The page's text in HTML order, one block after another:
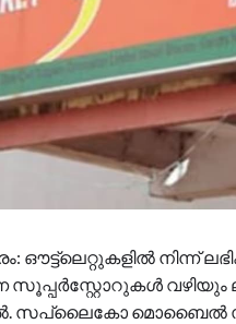
ഔട്ട്ലെറ്റുകളിൽ നിന്ന്
വഴിയും
സപ്ലൈകോ മൊബൈൽ